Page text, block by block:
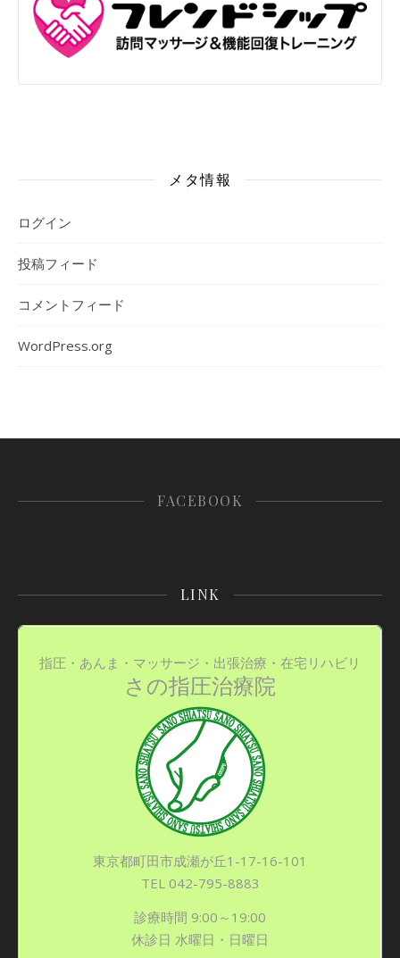
メタ情報
ログイン
投稿フィード
コメントフィード
WordPress.org
FACEBOOK
LINK
指圧・あんま・マッサージ・出張治療・在宅リハビリ
さの指圧治療院
東京都町田市成瀬が丘1-17-16-101
TEL 042-795-8883
診療時間 9:00～19:00
休診日 水曜日・日曜日